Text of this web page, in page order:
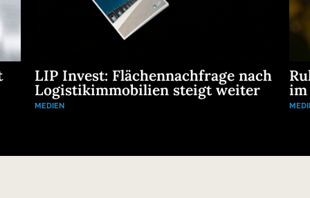
LIP Invest: Flächennachfrage nach
Logistikimmobilien steigt weiter
MEDIEN
im